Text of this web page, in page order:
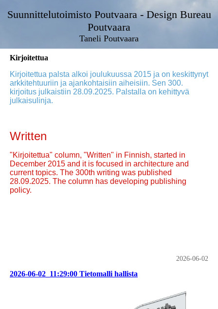
Suunnittelutoimisto Poutvaara - Design Bureau
Poutvaara
Taneli Poutvaara
Kirjoitettua
Kirjoitettua palsta alkoi joulukuussa 2015 ja on keskittynyt
arkkitehtuuriin ja ajankohtaisiin aiheisiin. Sen 300.
kirjoitus julkaistiin 28.09.2025. Palstalla on kehittyvä
julkaisulinja.
Written
"Kirjoitettua" column, "Written" in Finnish, started in
December 2015 and it is focused in architecture and
current topics. The 300th writing was published
28.09.2025. The column has developing publishing
policy.
2026-06-02
2026-06-02_11:29:00 Tietomalli hallista